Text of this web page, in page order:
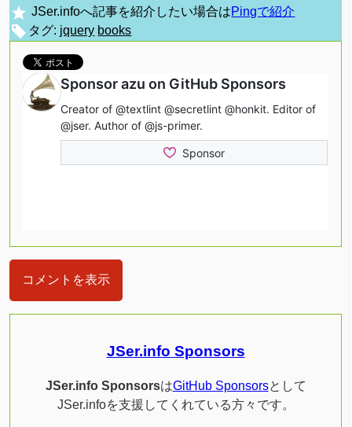
JSer.infoへ記事を紹介したい場合はPingで紹介
タグ: jquery books
コメントを表示
JSer.info Sponsors
JSer.info SponsorsはGitHub Sponsorsとして
JSer.infoを支援してくれている方々です。